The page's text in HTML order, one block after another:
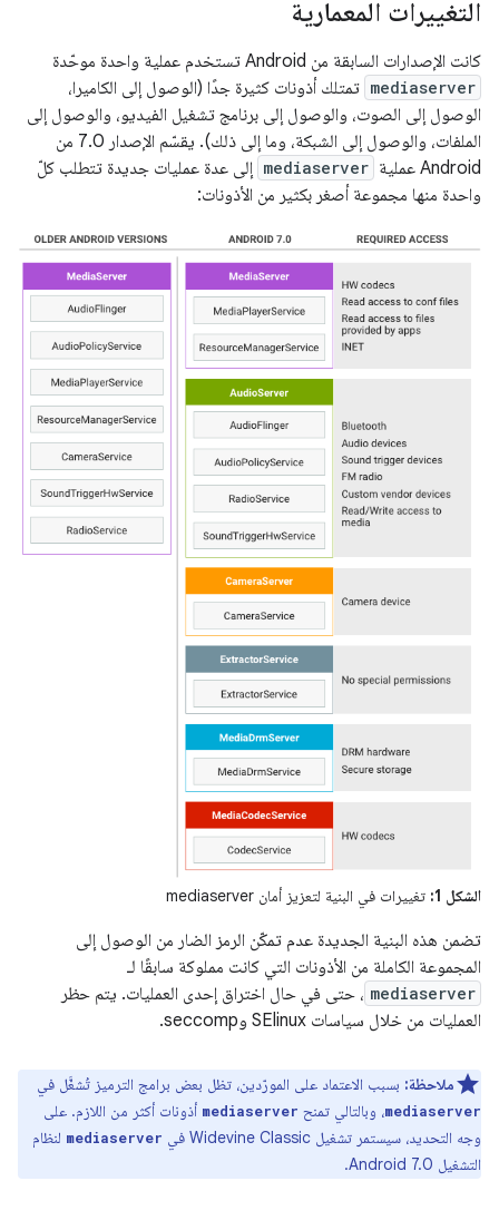
التغييرات المعمارية
كانت الإصدارات السابقة من Android تستخدم عملية واحدة موحّدة
mediaserver تمتلك أذونات كثيرة جدًا (الوصول إلى الكاميرا،
الوصول إلى الصوت، والوصول إلى برنامج تشغيل الفيديو، والوصول إلى
الملفات، والوصول إلى الشبكة، وما إلى ذلك). يقسّم الإصدار 7.0 من
Android عملية
mediaserver إلى عدة عمليات جديدة تتطلب كلّ
واحدة منها مجموعة أصغر بكثير من الأذونات:
الشكل 1: تغييرات في البنية لتعزيز أمان mediaserver
تضمن هذه البنية الجديدة عدم تمكّن الرمز الضار من الوصول إلى
المجموعة الكاملة من الأذونات التي كانت مملوكة سابقًا لـ
mediaserver ، حتى في حال اختراق إحدى العمليات. يتم حظر
العمليات من خلال سياسات SElinux وseccomp.
ملاحظة: بسبب الاعتماد على المورّدين، تظل بعض برامج الترميز تُشغَّل في
mediaserver، وبالتالي تمنح mediaserver أذونات أكثر من اللازم. على
وجه التحديد، سيستمر تشغيل Widevine Classic في
mediaserver لنظام
التشغيل Android 7.0.